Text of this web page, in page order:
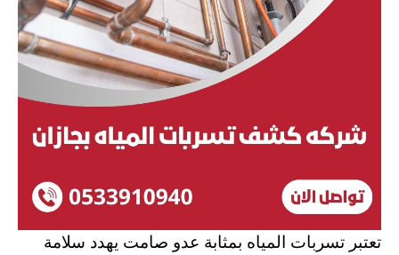
تعتبر تسربات المياه بمثابة عدو صامت يهدد سلامة